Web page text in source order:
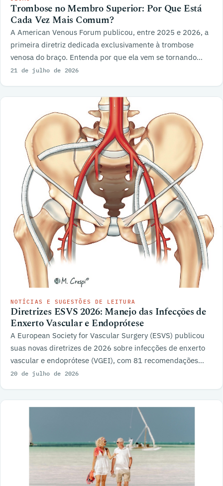
Trombose no Membro Superior: Por Que Está
Cada Vez Mais Comum?
A American Venous Forum publicou, entre 2025 e 2026, a
primeira diretriz dedicada exclusivamente à trombose
venosa do braço. Entenda por que ela vem se tornando
mais frequente.
21 de julho de 2026
NOTÍCIAS E SUGESTÕES DE LEITURA
Diretrizes ESVS 2026: Manejo das Infecções de
Enxerto Vascular e Endoprótese
A European Society for Vascular Surgery (ESVS) publicou
suas novas diretrizes de 2026 sobre infecções de enxerto
vascular e endoprótese (VGEI), com 81 recomendações
sobre diagnóstico, tratamento e acompanhamento.
20 de julho de 2026